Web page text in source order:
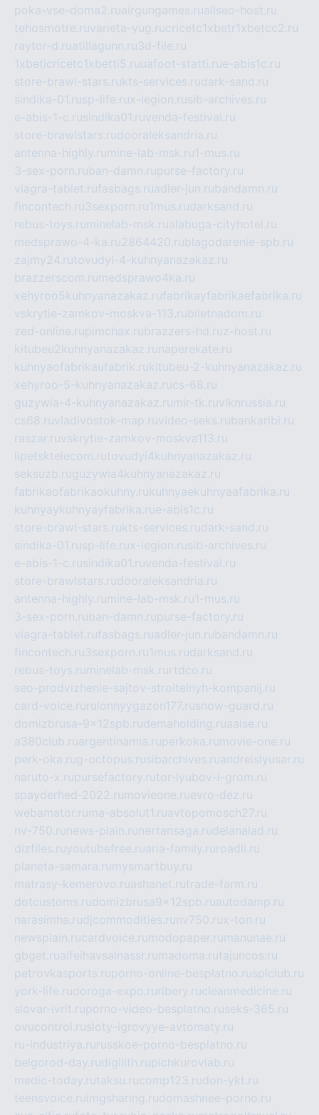
poka-vse-doma2.ruairgungames.ruallseo-host.ru
tehosmotre.ruvarieta-yug.rucricetc1xbetr1xbetcc2.ru
raytor-d.ruatillagunn.ru3d-file.ru
1xbeticricetc1xbetti5.ruuafoot-statti.rue-abis1c.ru
store-brawl-stars.rukts-services.rudark-sand.ru
sindika-01.rusp-life.rux-legion.rusib-archives.ru
e-abis-1-c.rusindika01.ruvenda-festival.ru
store-brawlstars.rudooraleksandria.ru
antenna-highly.ru mine-lab-msk.ru1-mus.ru
3-sex-porn.ruban-damn.rupurse-factory.ru
viagra-tablet.rufasbags.ruadler-jun.rubandamn.ru
fincontech.ru3sexporn.ru1mus.rudarksand.ru
rebus-toys.ru minelab-msk.rualabuga-cityhotel.ru
medsprawo-4-ka.ru2864420.rublagodarenie-spb.ru
zajmy24.rutovudyi-4-kuhnyanazakaz.ru
brazzerscom.ru medsprawo4ka.ru
xehyroo5kuhnyanazakaz.rufabrikayfabrikaefabrika.ru
vskrytie-zamkov-moskva-113.rubiletnadom.ru
zed-online.rupimchax.rubrazzers-hd.ruz-host.ru
kitubeu2kuhnyanazakaz.ru naperekate.ru
kuhnyaofabrikaufabrik.rukitubeu-2-kuhnyanazakaz.ru
xehyroo-5-kuhnyanazakaz.rucs-68.ru
guzywia-4-kuhnyanazakaz.ru mir-tk.ruvlknrussia.ru
cs68.ruvladivostok-map.ruvideo-seks.rubankaribi.ru
raszar.ruvskrytie-zamkov-moskva113.ru
lipetsktelecom.rutovudyi4kuhnyanazakaz.ru
seksuzb.ruguzywia4kuhnyanazakaz.ru
fabrikaofabrikaokuhny.rukuhnyaekuhnyaafabrika.ru
kuhnyaykuhnyayfabrika.rue-abis1c.ru
store-brawl-stars.rukts-services.rudark-sand.ru
sindika-01.rusp-life.rux-legion.rusib-archives.ru
e-abis-1-c.rusindika01.ruvenda-festival.ru
store-brawlstars.rudooraleksandria.ru
antenna-highly.ru mine-lab-msk.ru1-mus.ru
3-sex-porn.ruban-damn.rupurse-factory.ru
viagra-tablet.rufasbags.ruadler-jun.rubandamn.ru
fincontech.ru3sexporn.ru1mus.rudarksand.ru
rebus-toys.ru minelab-msk.ru rtdco.ru
seo-prodvizhenie-sajtov-stroitelnyh-kompanij.ru
card-voice.ru rulonnyygazon177.rusnow-guard.ru
domizbrusa-9x12spb.rudemaholding.ruaalse.ru
a380club.ruargentinamia.ruperkoka.ru movie-one.ru
perk-oka.rug-octopus.rusibarchives.ruandreislyusar.ru
naruto-x.rupursefactory.rutor-lyubov-i-grom.ru
spayderhed-2022.ru movieone.ruevro-dez.ru
webamator.ru ma-absolut1.ruavtopomosch27.ru
nv-750.ru news-plain.ru nertansaga.rudelanalad.ru
dizfiles.ruyoutubefree.ruaria-family.ru roadli.ru
planeta-samara.ru mysmartbuy.ru
matrasy-kemerovo.ruashanet.rutrade-farm.ru
dotcustoms.rudomizbrusa9x12spb.ruautodamp.ru
narasimha.rudjcommodities.ru nv750.rux-ton.ru
newsplain.rucardvoice.ru modopaper.ru manunae.ru
gbget.rualfeihavsalnassr.ru madoma.rutajuncos.ru
petrovkasports.ruporno-online-besplatno.rusplclub.ru
york-life.rudoroga-expo.ru ribery.rucleanmedicine.ru
slovar-ivrit.ruporno-video-besplatno.ruseks-365.ru
ovucontrol.rusloty-igrovyye-avtomaty.ru
ru-industriya.ru russkoe-porno-besplatno.ru
belgorod-day.rudigilith.rupichkurovlab.ru
medic-today.rutaksu.rucomp123.rudon-ykt.ru
teensvoice.ru imgsharing.rudomashnee-porno.ru